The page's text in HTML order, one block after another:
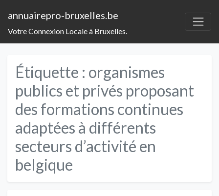
annuairepro-bruxelles.be
Votre Connexion Locale à Bruxelles.
Étiquette : organismes
publics et privés proposant
des formations continues
adaptées à différents
secteurs d’activité en
belgique